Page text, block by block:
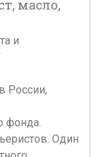
масло,
и
России,
фонда.
Один